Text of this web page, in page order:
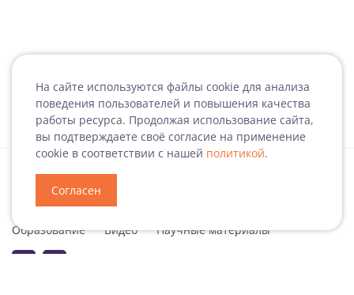
На сайте используются файлы cookie для анализа
поведения пользователей и повышения качества
работы ресурса. Продолжая использование сайта,
вы подтверждаете своё согласие на применение
cookie в соответствии с нашей политикой.
Согласен
Образование
Видео Научные материалы